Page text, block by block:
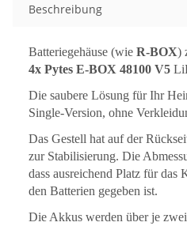
Beschreibung
Batteriegehäuse (wie R-BOX)
4x Pytes E-BOX 48100 V5
Die saubere Lösung für Ihr
Single-Version, ohne
Das Gestell hat auf der
zur Stabilisierung. Die
dass ausreichend Platz für das
den Batterien gegeben ist.
Die Akkus werden über je